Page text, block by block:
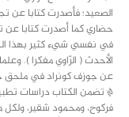
الصعيد؛ فأصدرت كتابا عن
حضاري كما أصدرت كتابا عن
في نفسي شيء كثير بهذا
الأحدث ( الرّاوي مفكرا ).
عن جوزف كونراد في ملحق
* تضمن الكتاب دراسات
فركوح، ومحمود شقير،